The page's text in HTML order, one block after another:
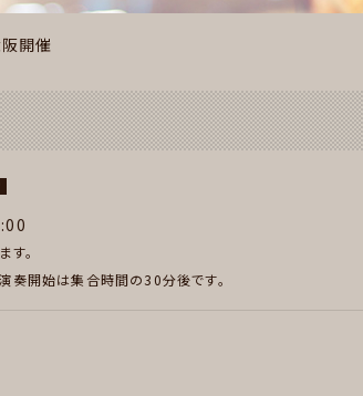
開催
。
奏開始は集合時間の30分後です。